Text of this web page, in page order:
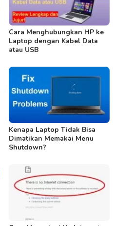
Cara Menghubungkan HP ke
Laptop dengan Kabel Data
atau USB
Kenapa Laptop Tidak Bisa
Dimatikan Memakai Menu
Shutdown?